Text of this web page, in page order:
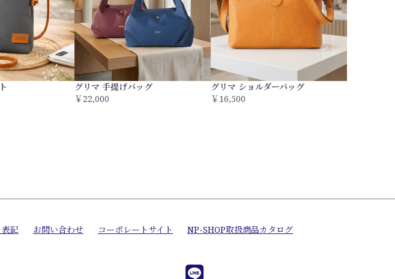
グリマ 手提げバッグ
￥22,000
グリマ ショルダーバッグ
￥16,500
記 お問い合わせ コーポレートサイト NP-SHOP取扱商品カタログ